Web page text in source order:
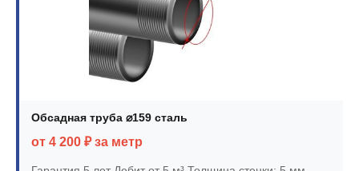
Обсадная труба ⌀159 сталь
от 4 200 ₽ за метр